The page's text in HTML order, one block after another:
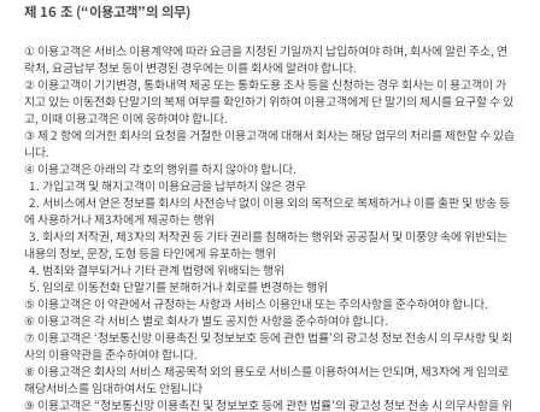
제 16 조 (“이용고객”의 의무)
① 이용고객은 서비스 이용계약에 따라 요금을 지정된 기일까지 납입하여야 하며, 회사에 알린 주소, 연
락처, 요금납부 정보 등이 변경된 경우에는 이를 회사에 알려야 합니다.
② 이용고객이 기기변경, 통화내역 제공 또는 통화도용 조사 등을 신청하는 경우 회사는 이 용고객이 가
지고 있는 이동전화 단말기의 복제 여부를 확인하기 위하여 이용고객에게 단 말기의 제시를 요구할 수 있
고, 이때 이용고객은 이에 응하여야 합니다.
③ 제 2 항에 의거한 회사의 요청을 거절한 이용고객에 대해서 회사는 해당 업무의 처리를 제한할 수 있습
니다.
④ 이용고객은 아래의 각 호의 행위를 하지 않아야 합니다.
에 사용하거나 제3자에게 제공하는 행위
내용의 정보, 문장, 도형 등을 타인에게 유포하는 행위
⑤ 이용고객은 이 약관에서 규정하는 사항과 서비스 이용안내 또는 주의사항을 준수하여야 합니다.
⑥ 이용고객은 각 서비스 별로 회사가 별도 공지한 사항을 준수하여야 합니다.
⑦ 이용고객은 ‘정보통신망 이용촉진 및 정보보호 등에 관한 법률’의 광고성 정보 전송시 의 무사항 및 회
사의 이용약관을 준수하여야 합니다.
⑧ 이용고객은 회사의 서비스 제공목적 외의 용도로 서비스를 이용하여서는 안되며, 제3자에 게 임의로
해당서비스를 임대하여서도 안됩니다
⑨ 이용고객은 “정보통신망 이용촉진 및 정보보호 등에 관한 법률’의 광고성 정보 전송 시 의무사항을 위